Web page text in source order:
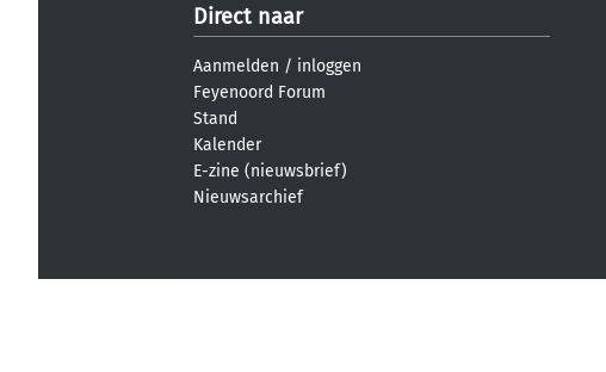
Direct naar
Aanmelden / inloggen
Feyenoord Forum
Stand
Kalender
E-zine (nieuwsbrief)
Nieuwsarchief